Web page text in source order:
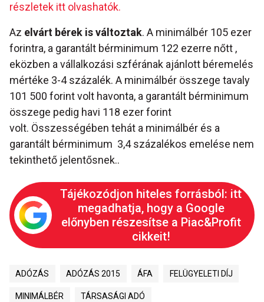
részletek itt olvashatók.
Az elvárt bérek is változtak. A minimálbér 105 ezer
forintra, a garantált bérminimum 122 ezerre nőtt ,
eközben a vállalkozási szférának ajánlott béremelés
mértéke 3-4 százalék. A minimálbér összege tavaly
101 500 forint volt havonta, a garantált bérminimum
összege pedig havi 118 ezer forint
volt. Összességében tehát a minimálbér és a
garantált bérminimum 3,4 százalékos emelése nem
tekinthető jelentősnek..
Tájékozódjon hiteles forrásból: itt
megadhatja, hogy a Google
előnyben részesítse a Piac&Profit
cikkeit!
ADÓZÁS ADÓZÁS 2015 ÁFA FELÜGYELETI DÍJ
MINIMÁLBÉR TÁRSASÁGI ADÓ